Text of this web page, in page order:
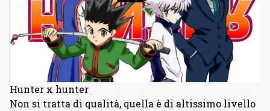
Hunter x hunter
Non si tratta di qualità, quella è di altissimo livello